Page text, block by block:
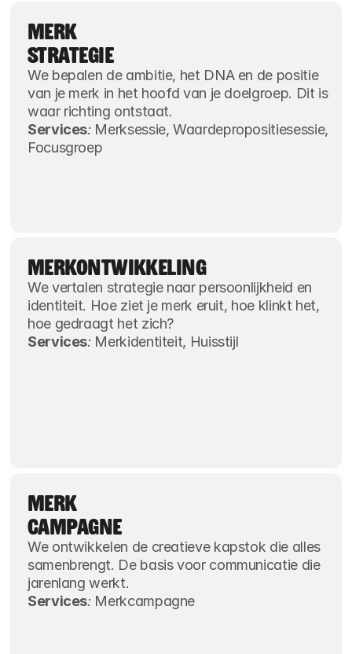
MERK
STRATEGIE
We bepalen de ambitie, het DNA en de positie
van je merk in het hoofd van je doelgroep. Dit is
waar richting ontstaat.
Services: Merksessie, Waardepropositiesessie,
Focusgroep
MERKONTWIKKELING
We vertalen strategie naar persoonlijkheid en
identiteit. Hoe ziet je merk eruit, hoe klinkt het,
hoe gedraagt het zich?
Services: Merkidentiteit, Huisstijl
MERK
CAMPAGNE
We ontwikkelen de creatieve kapstok die alles
samenbrengt. De basis voor communicatie die
jarenlang werkt.
Services: Merkcampagne